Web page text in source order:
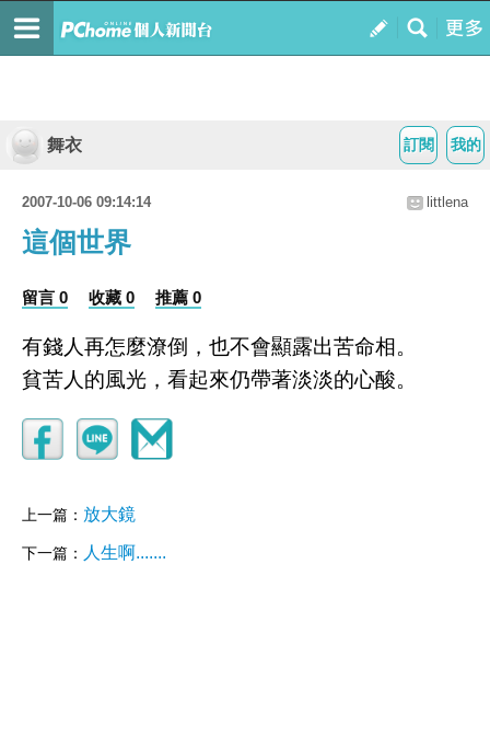
我的
訂閱
舞衣
2007-10-06 09:14:14 littlena
這個世界
留言 0 收藏 0 推薦 0
有錢人再怎麼潦倒，也不會顯露出苦命相。
貧苦人的風光，看起來仍帶著淡淡的心酸。
上一篇： 放大鏡
下一篇： 人生啊.......